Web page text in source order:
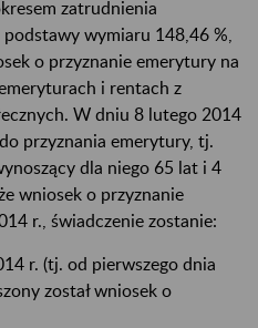
zatrudnienia
wymiaru 148,46 %,
o przyznanie emerytury na
i rentach z
W dniu 8 lutego 2014
przyznania emerytury, tj.
dla niego 65 lat i 4
wniosek o przyznanie
r., świadczenie zostanie:
r. (tj. od pierwszego dnia
został wniosek o